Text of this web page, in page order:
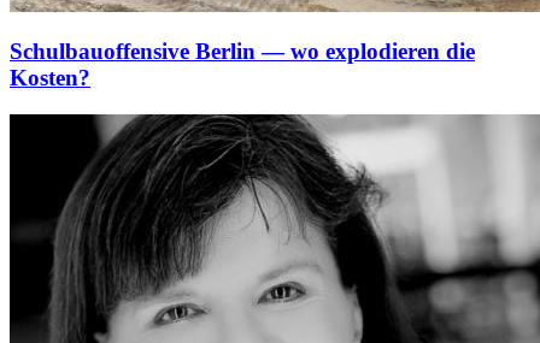
Schulbauoffensive Berlin — wo explodieren die
Kosten?